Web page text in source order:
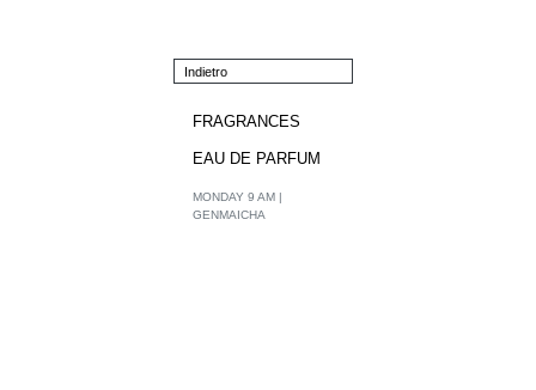
Indietro
FRAGRANCES
EAU DE PARFUM
MONDAY 9 AM |
GENMAICHA